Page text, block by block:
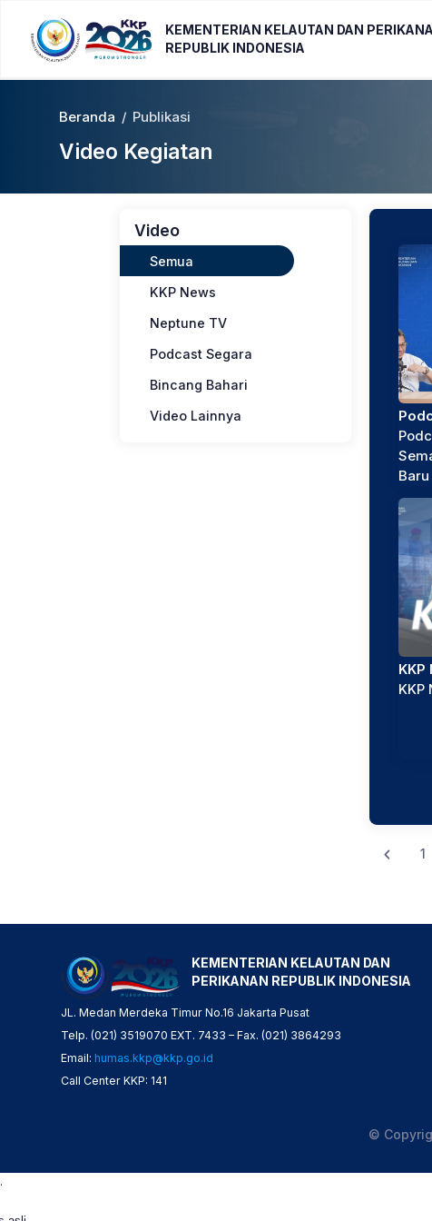
KEMENTERIAN KELAUTAN DAN
REPUBLIK INDONESIA
Beranda / Publikasi
Video Kegiatan
Video
Semua
KKP News
Neptune TV
Podcast Segara
Bincang Bahari
Video Lainnya
KKP
KKP
1
KEMENTERIAN KELAUTAN DAN
PERIKANAN REPUBLIK INDONESIA
JL. Medan Merdeka Timur No.16 Jakarta Pusat
Telp. (021) 3519070 EXT. 7433 – Fax. (021) 3864293
Email: humas.kkp@kkp.go.id
Call Center KKP: 141
©
.